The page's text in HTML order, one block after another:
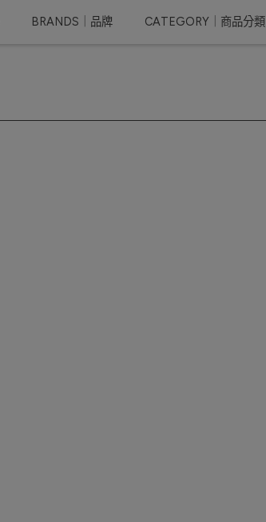
BRANDS｜品牌 CATEGORY｜商品分類